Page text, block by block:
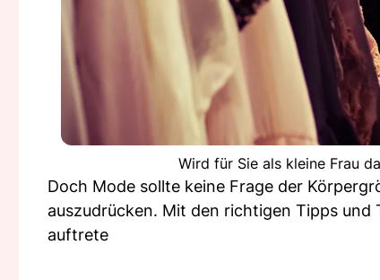
Wird für Sie als kleine Frau
Doch Mode sollte keine Frage der
auszudrücken. Mit den richtigen Tipps
auftrete